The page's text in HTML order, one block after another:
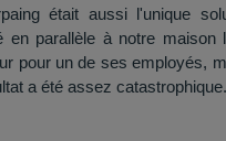
était aussi l'unique
en parallèle à notre
pour un de ses employés,
a été assez catastrophique.